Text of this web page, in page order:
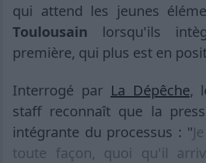
qui attend les jeunes
Toulousain lorsqu'ils
première, qui plus est en
Interrogé par La Dépêche,
staff reconnaît que la
intégrante du processus : "
toute façon, quoi qu'il